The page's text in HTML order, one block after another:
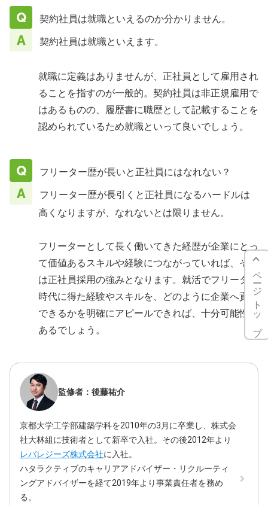
契約社員は就職といえるのか分かりません。
契約社員は就職といえます。
就職に定義はありませんが、正社員として雇用され
ることを指すのが一般的。契約社員は非正規雇用で
はあるものの、履歴書に職歴として記載することを
認められているため就職といって良いでしょう。
フリーター歴が長いと正社員にはなれない？
フリーター歴が長引くと正社員になるハードルは
高くなりますが、なれないとは限りません。
フリーターとして長く働いてきた経歴が企業にとっ
て価値あるスキルや経験につながっていれば、それ
は正社員採用の強みとなります。就活でフリーター
時代に得た経験やスキルを、どのように企業へ貢献
できるかを明確にアピールできれば、十分可能性は
あるでしょう。
監修者：後藤祐介
京都大学工学部建築学科を2010年の3月に卒業し、株式会
社大林組に技術者として新卒で入社。その後2012年より
レバレジーズ株式会社に入社。
ハタラクティブのキャリアアドバイザー・リクルーティ
ングアドバイザーを経て2019年より事業責任者を務め
る。
ページトップ